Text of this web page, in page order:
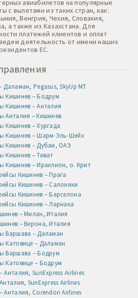
авиабилетов на популярные
с вылетами из таких стран, как:
Венгрия, Чехия, Словакия,
а также из Казахстана. Для
платежей клиентов и оплат
деятельность от имени наших
ЕС.
Pegasus, SkyUp MT
Кишинев – Бодрум
Кишинев – Анталия
Анталия – Кишинев
Кишинев – Хургада
Кишинев – Шарм-Эль-Шейх
Кишинев – Дубаи, ОАЭ
Кишинев – Тиват
Кишинев – Ираклион, о. Крит
Кишинев – Прага
Кишинев – Салоники
Кишинев – Барселона
Кишинев – Ларнака
– Милан, Италия
– Верона, Италия
Варшава – Даламан
Катовице – Даламан
Варшава – Бодрум
Катовице – Бодрум
SunExpress Airlines
SunExpress Airlines
Corendon Airlines